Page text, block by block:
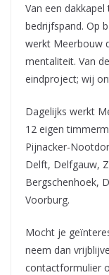
Van een
bedrijfspand. Op
werkt Meerbouw
mentaliteit. Van
eindproject; wij
Dagelijks werkt
12 eigen
Pijnacker-
Delft, Delfgauw,
Bergschenhoek,
Voorburg.
Mocht je
neem dan
contactformulier